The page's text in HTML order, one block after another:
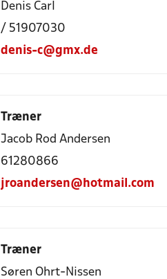
Denis Carl
/ 51907030
denis-c@gmx.de
Træner
Jacob Rod Andersen
61280866
jroandersen@hotmail.com
Træner
Søren Ohrt-Nissen